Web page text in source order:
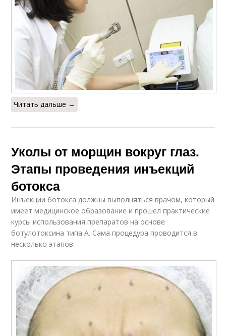
Читать дальше →
Уколы от морщин вокруг глаз.
Этапы проведения инъекций
ботокса
Инъекции ботокса должны выполняться врачом, который
имеет медицинское образование и прошел практические
курсы использования препаратов на основе
ботулотоксина типа А. Сама процедура проводится в
несколько этапов: